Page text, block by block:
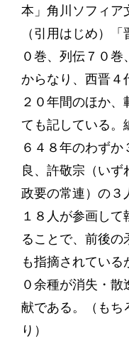
本」角川ソフィア
（引用はじめ）
０巻、列伝７０
からなり、西晋４
２０年間のほか
ても記している。
６４８年のわず
良、許敬宗（い
政要の常連）の３
１８人が参画して
ることで、前後の
も指摘されている
０余種が消失・
献である。（もち
り）